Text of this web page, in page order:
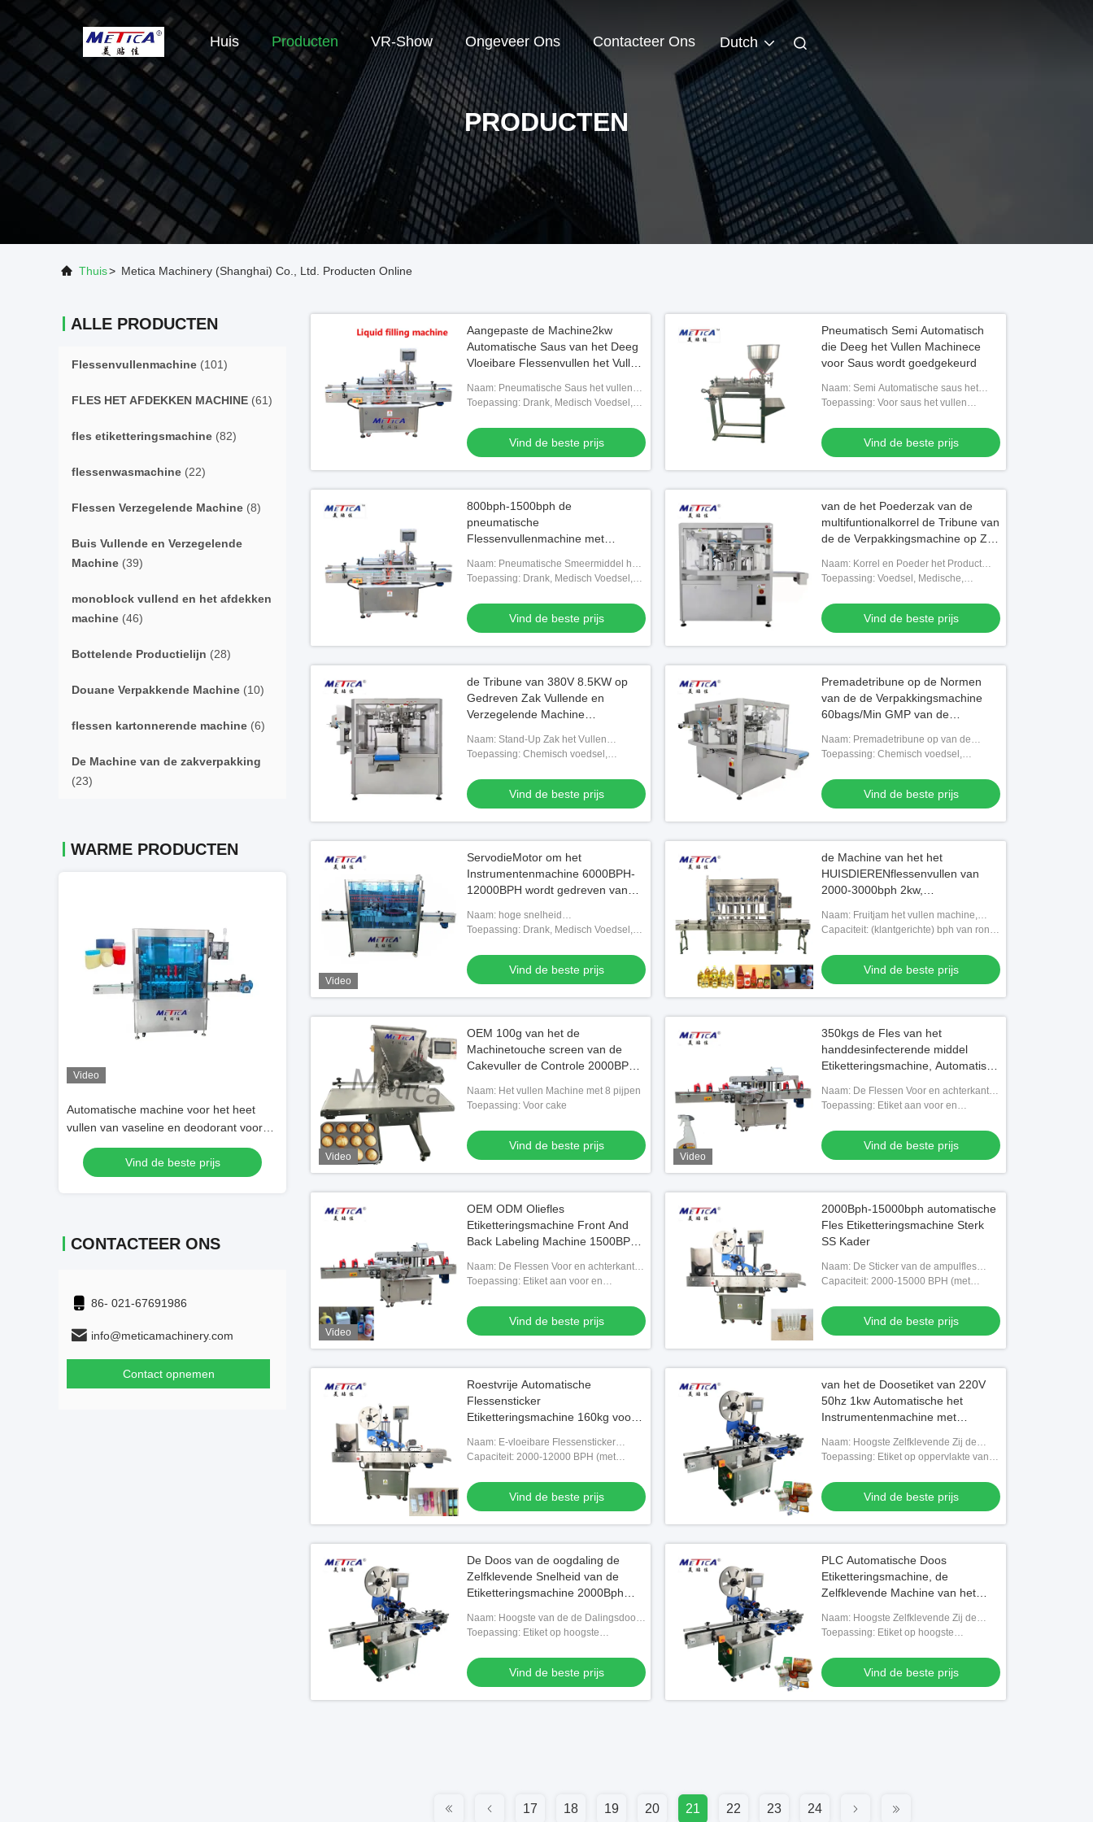
Huis Producten VR-Show Ongeveer Ons Contacteer Ons Dutch
PRODUCTEN
Thuis> Metica Machinery (Shanghai) Co., Ltd. Producten Online
ALLE PRODUCTEN
Flessenvullenmachine (101)
FLES HET AFDEKKEN MACHINE (61)
fles etiketteringsmachine (82)
flessenwasmachine (22)
Flessen Verzegelende Machine (8)
Buis Vullende en Verzegelende
Machine (39)
monoblock vullend en het afdekken
machine (46)
Bottelende Productielijn (28)
Douane Verpakkende Machine (10)
flessen kartonnerende machine (6)
De Machine van de zakverpakking
(23)
WARME PRODUCTEN
Video
Automatische machine voor het heet
vullen van vaseline en deodorant voor
cosmetische producten
Vind de beste prijs
Monoblocketherische olie het Vullen en
het Afdekken Machine voor Vloeistof 10-
Vind de beste prijs
Energie - besparings Vlakke Fles
Wasmiddel
Vind de beste prijs
8 hoofd500ml-Flessenvullenmachine,
3000bph-Tomatensaus het Vullen
Vind de beste prijs
5l eetbare Oliefles het Afdekken
Vind de beste prijs
CONTACTEER ONS
86- 021-67691986
info@meticamachinery.com
Contact opnemen
Aangepaste de Machine2kw
Automatische Saus van het Deeg
Vloeibare Flessenvullen het Vullen
Naam: Pneumatische Saus het vullen
machine
Toepassing: Drank, Medisch Voedsel,
Vind de beste prijs
Pneumatisch Semi Automatisch
die Deeg het Vullen Machinece
voor Saus wordt goedgekeurd
Naam: Semi Automatische saus het
vullen machine
Toepassing: Voor saus het vullen
Vind de beste prijs
800bph-1500bph de
pneumatische
Flessenvullenmachine met
Aandrijving
Naam: Pneumatische Smeermiddel het
vullen machine
Toepassing: Drank, Medisch Voedsel,
Vind de beste prijs
van de het Poederzak van de
multifuntionalkorrel de Tribune van
de de Verpakkingsmachine op Zak
Naam: Korrel en Poeder het Product
Premade staat Ritssluitingszak het
Toepassing: Voedsel, Medische,
Vind de beste prijs
de Tribune van 380V 8.5KW op
Gedreven Zak Vullende en
Verzegelende Machine
Naam: Stand-Up Zak het Vullen
Machine
Toepassing: Chemisch voedsel,
Vind de beste prijs
Premadetribune op de Normen
van de de Verpakkingsmachine
60bags/Min GMP van de
Naam: Premadetribune op van de
Zakdoypack van de Ritssluitingszak de
Toepassing: Chemisch voedsel,
Vind de beste prijs
Video
ServodieMotor om het
Instrumentenmachine 6000BPH-
12000BPH wordt gedreven van
Naam: hoge snelheid
etiketteringsmachine met servomotor
Toepassing: Drank, Medisch Voedsel,
Vind de beste prijs
de Machine van het het
HUISDIERENflessenvullen van
2000-3000bph 2kw,
voor Fruitjam
Naam: Fruitjam het vullen machine,
bottelmachine
Capaciteit: (klantgerichte) bph van rond
Vind de beste prijs
Video
OEM 100g van het de
Machinetouche screen van de
Cakevuller de Controle 2000BPH-
Naam: Het vullen Machine met 8 pijpen
Toepassing: Voor cake
Vind de beste prijs
Video
350kgs de Fles van het
handdesinfecterende middel
Etiketteringsmachine, Automatisch
Naam: De Flessen Voor en achterkanten
die van het handdesinfecterende middel
Toepassing: Etiket aan voor en
Handdesinfecterende middel
Vind de beste prijs
Video
OEM ODM Oliefles
Etiketteringsmachine Front And
Back Labeling Machine 1500BPH-
Naam: De Flessen Voor en achterkanten
die van de motorolie machine
Toepassing: Etiket aan voor en
Motorolie
Vind de beste prijs
2000Bph-15000bph automatische
Fles Etiketteringsmachine Sterk
SS Kader
Naam: De Sticker van de ampulfles
etiketteringsmachine
Capaciteit: 2000-15000 BPH (met
Vind de beste prijs
Roestvrije Automatische
Flessensticker
Etiketteringsmachine 160kg voor
Naam: E-vloeibare Flessensticker
etiketteringsmachine
Capaciteit: 2000-12000 BPH (met
Vind de beste prijs
van het de Doosetiket van 220V
50hz 1kw Automatische het
Instrumentenmachine met
Naam: Hoogste Zelfklevende Zij de
Sticker van de oppervlakte e-Vloeibare
Toepassing: Etiket op oppervlakte van e-
Vind de beste prijs
De Doos van de oogdaling de
Zelfklevende Snelheid van de
Etiketteringsmachine 2000Bph
Naam: Hoogste van de de Dalingsdoos
van het oppervlakteoog Zelfklevende Zij
Toepassing: Etiket op hoogste
Vind de beste prijs
PLC Automatische Doos
Etiketteringsmachine, de
Zelfklevende Machine van het
Naam: Hoogste Zelfklevende Zij de
Sticker van de oppervlakte Kleine Doos
Toepassing: Etiket op hoogste
Vind de beste prijs
17 18 19 20 21 22 23 24